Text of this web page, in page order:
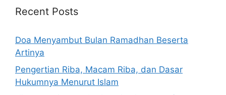
Recent Posts
Doa Menyambut Bulan Ramadhan Beserta
Artinya
Pengertian Riba, Macam Riba, dan Dasar
Hukumnya Menurut Islam